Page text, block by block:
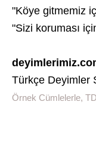
"Köye gitmemiz
"Sizi koruması
Türkçe Deyimler
Örnek Cümlelerle,